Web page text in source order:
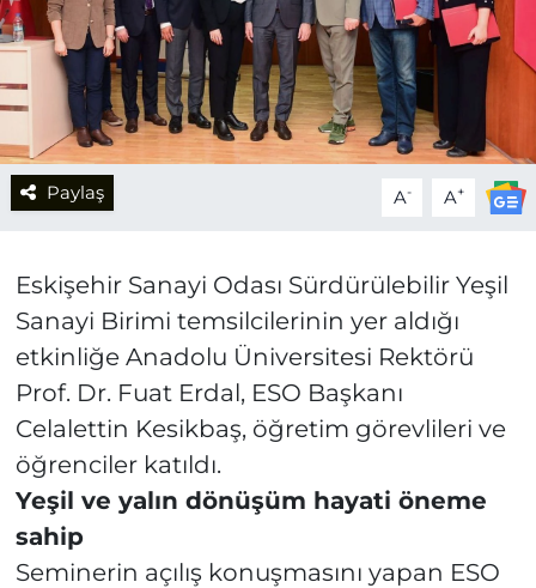
Paylaş A- A+
Eskişehir Sanayi Odası Sürdürülebilir Yeşil
Sanayi Birimi temsilcilerinin yer aldığı
etkinliğe Anadolu Üniversitesi Rektörü
Prof. Dr. Fuat Erdal, ESO Başkanı
Celalettin Kesikbaş, öğretim görevlileri ve
öğrenciler katıldı.
Yeşil ve yalın dönüşüm hayati öneme
sahip
Seminerin açılış konuşmasını yapan ESO